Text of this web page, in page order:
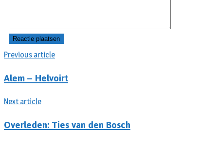
Previous article
Alem – Helvoirt
Next article
Overleden: Ties van den Bosch